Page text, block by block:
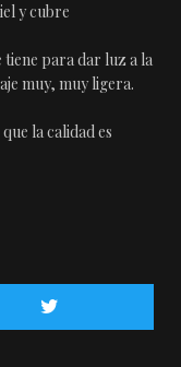
y cubre
tiene para dar luz a la
muy, muy ligera.
la calidad es